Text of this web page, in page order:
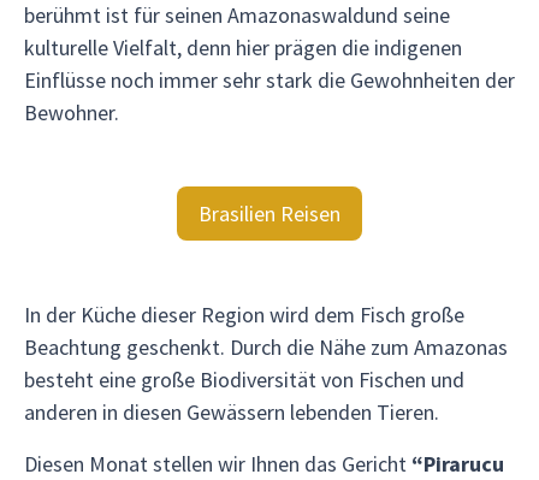
berühmt ist für seinen Amazonaswaldund seine
kulturelle Vielfalt, denn hier prägen die indigenen
Einflüsse noch immer sehr stark die Gewohnheiten der
Bewohner.
Brasilien Reisen
In der Küche dieser Region wird dem Fisch große
Beachtung geschenkt. Durch die Nähe zum Amazonas
besteht eine große Biodiversität von Fischen und
anderen in diesen Gewässern lebenden Tieren.
Diesen Monat stellen wir Ihnen das Gericht “Pirarucu